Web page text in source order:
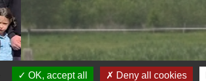
OK, accept all Deny all cookies